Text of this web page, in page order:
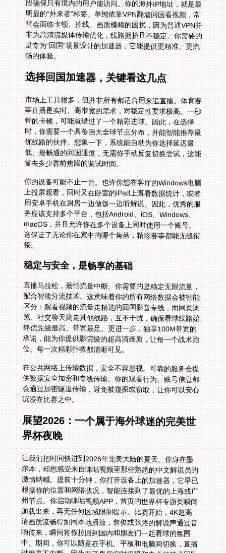
畅的体验。
选择回国加速器，关键看这几点
市场上工具很多，但并非所有都适合用来追直播。体育赛
事直播是实时、高带宽的需求，对稳定性要求极高。一秒
钟的卡顿，可能就错过了一个精彩进球。因此，在选择
时，你需要一个具备强大全球节点分布，并能智能推荐最
优线路的伙伴。想象一下，系统能自动为你选择延迟最
低、最畅通的回国通道，无需你手动反复切换尝试，这能
省去多少赛前焦躁的调试时间。
你的设备可能不止一台。也许你想在客厅的Windows电脑
上投屏观看，同时又在卧室的iPad上查看数据统计，或者
用安卓手机在厨房一边做饭一边听解说。因此，优秀的服
务应该支持多个平台，包括Android、iOS、Windows、
macOS，并且允许你在多个设备上同时使用一个账号。
这保证了无论你在家中的哪个角落，精彩赛事都能无缝衔
接。
稳定与安全，是畅享的基础
直播马拉松，最怕流量中断。你需要的是稳定无限流量，
配合智能分流技术。这意味着你的所有网络数据会被智能
区分：观看视频的流量走精选的回国影音专线，而网页浏
览、社交聊天则走其他线路，互不干扰，确保看球线路始
终优先级最高、带宽最足。更进一步，独享100M带宽的
承诺，能为你提供影院级的超高清画质，让每一个战术跑
位、每一次精彩扑救都清晰可见。
在公共网络上传输数据，安全不容忽视。可靠的服务会提
供数据安全加密和专线传输。你的观看行为、账号信息都
会通过加密隧道传输，避免被窥探或窃取，让你可以安心
沉浸在比赛之中。
展望2026：一个属于海外球迷的完美世
界杯夜晚
让我们把时间快进到2026年北美大陆的夏天。你身在墨
尔本，却想感受来自咪咕视频里那些熟悉的中文解说员的
激情呐喊。提前十分钟，你打开设备上的加速器，它早已
根据你的位置和网络状况，智能连接到了最优的上海或广
州节点。你启动咪咕视频APP，首页的世界杯专题页瞬间
加载出来，再无任何区域限制提示。比赛开始，4K超高
清画质流畅得如同本地播放，詹俊或张路的解说声通过音
响传来，瞬间将你拉回到国内和朋友们一起看球的氛围
中。期间，你可以随意在手机、平板和电脑间切换，直播
进度毫不中断。因为有了售后实时保障和专业的技术团队
支持，即便遇到罕见的网络波动，也能迅速得到解决，绝